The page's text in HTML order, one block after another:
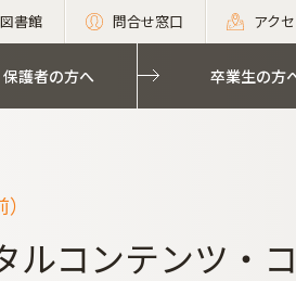
図書館 問合せ窓口 アク
護者の方へ 卒業生の方
ルコンテンツ・